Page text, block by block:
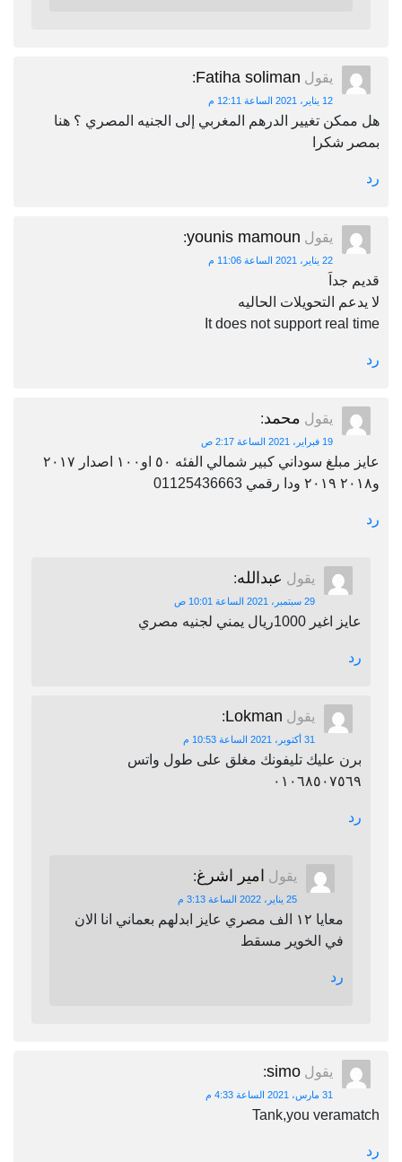
يقول Fatiha soliman
:
12 يناير، 2021 الساعة 12:11 م
هل ممكن تغيير الدرهم المغربي إلى الجنيه المصري ؟ هنا
بمصر شكرا
رد
يقول younis mamoun
:
22 يناير، 2021 الساعة 11:06 م
قديم جداَ
لا يدعم التحويلات الحاليه
It does not support real time
رد
يقول محمد:
19 فبراير، 2021 الساعة 2:17 ص
عايز مبلغ سوداني كبير شمالي الفئه ٥٠ او١٠٠ اصدار ٢٠١٧
و٢٠١٨ ٢٠١٩ ودا رقمي 01125436663
رد
يقول عبدالله:
29 سبتمبر، 2021 الساعة 10:01 ص
عايز اغير 1000ريال يمني لجنيه مصري
رد
يقول Lokman
:
31 أكتوبر، 2021 الساعة 10:53 م
برن عليك تليفونك مغلق على طول واتس
٠١٠٦٨٥٠٧٥٦٩
رد
يقول امير اشرغ:
25 يناير، 2022 الساعة 3:13 م
معايا ١٢ الف مصري عايز ابدلهم بعماني انا الان
في الخوير مسقط
رد
يقول simo
:
31 مارس، 2021 الساعة 4:33 م
Tank,you veramatch
رد